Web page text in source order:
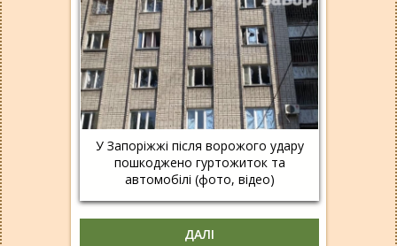
У Запоріжжі після ворожого удару
пошкоджено гуртожиток та
автомобілі (фото, відео)
ДАЛІ